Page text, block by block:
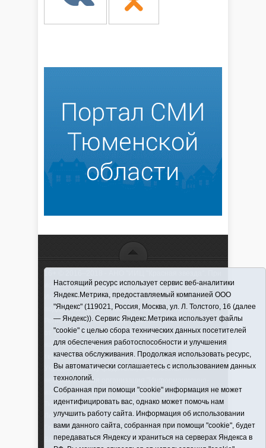
использовании материалов ссылка обязательна
Информационная лента выходит при финансовой
поддержке правительства Тюменской области
Регистрационный номер СМИ ЭЛ № ФС 77-66066
от 10.06. 2016 г. выдано Федеральной службой по
надзору в сфере связи, информационных
технологий и массовых коммуникаций.
Учредитель (соучредители) Автономная
некоммерческая организация "Информационно-
издательский центр "Красная звезда"" (627570,
Тюменская обл., Викуловский р-н, с. Викулово, ул.
Ленина, д. 5).
Главный редактор Антюхова Светлана
Владимировна. Адрес электронной почты:
Настоящий ресурс использует сервис веб-аналитики
Яндекс.Метрика, предоставляемый компанией ООО
"Яндекс" (119021, Россия, Москва, ул. Л. Толстого, 16 (далее
— Яндекс)). Сервис Яндекс.Метрика использует файлы
"cookie" с целью сбора технических данных посетителей
для обеспечения работоспособности и улучшения
качества обслуживания. Продолжая использовать ресурс,
Вы автоматически соглашаетесь с использованием данных
технологий.
Собранная при помощи "cookie" информация не может
идентифицировать вас, однако может помочь нам
улучшить работу сайта. Информация об использовании
вами данного сайта, собранная при помощи "cookie", будет
передаваться Яндексу и храниться на серверах Яндекса в